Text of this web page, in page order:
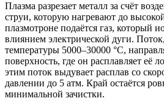
Плазма разрезает металл за счёт
струи, которую нагревают до
плазмотроне подаётся газ, который
влиянием электрической дуги.
температуры 5000–30000 °C,
поверхность, где он расплавляет её
этим поток выдувает расплав со
давлении до 5 атм. Край остаётся
минимальной зачистки.